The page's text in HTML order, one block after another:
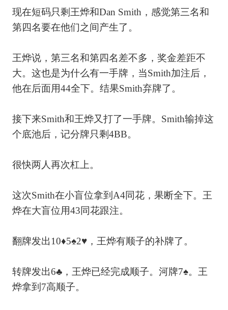
现在短码只剩王烨和Dan Smith，感觉第三名和
第四名要在他们之间产生了。
王烨说，第三名和第四名差不多，奖金差距不
大。这也是为什么有一手牌，当Smith加注后，
他在后面用44全下。结果Smith弃牌了。
接下来Smith和王烨又打了一手牌。Smith输掉这
个底池后，记分牌只剩4BB。
很快两人再次杠上。
这次Smith在小盲位拿到A4同花，果断全下。王
烨在大盲位用43同花跟注。
翻牌发出10♦5♠2♥，王烨有顺子的补牌了。
转牌发出6♣，王烨已经完成顺子。河牌7♠。王
烨拿到7高顺子。